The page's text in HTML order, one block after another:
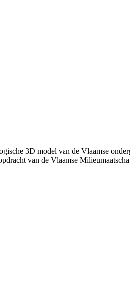
3D model van de Vlaamse
van de Vlaamse